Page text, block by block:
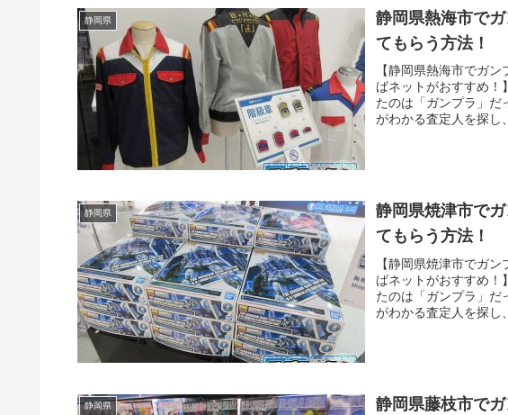
静岡県
静岡県熱海市で
てもらう方法！
【静岡県熱海市でガ
ばネットがおすすめ！
たのは「ガンプラ」だ
がわかる査定人を探し
静岡県
静岡県焼津市で
てもらう方法！
【静岡県焼津市でガ
ばネットがおすすめ！
たのは「ガンプラ」だ
がわかる査定人を探し
静岡県
静岡県藤枝市で